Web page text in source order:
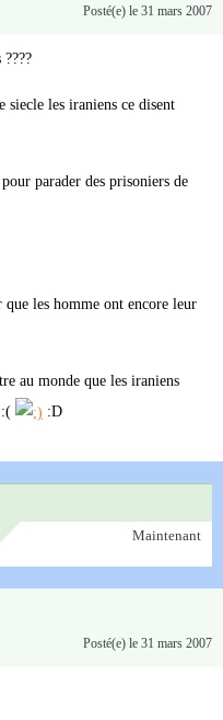
Posté(e) le 31 mars 2007
siecle les iraniens ce disent
parader des prisoniers de
les homme ont encore leur
au monde que les iraniens
:D
Maintenant
Posté(e) le 31 mars 2007